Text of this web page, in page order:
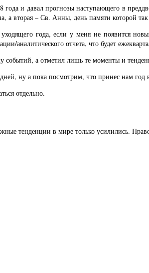
года и давал прогнозы наступающего в
а вторая – Св. Анны, день памяти которой
уходящего года, если у меня не появится
аналитического отчета, что будет
событий, а отметил лишь те моменты и
ну а пока посмотрим, что принес нам год
отдельно.
тенденции в мире только усилились.